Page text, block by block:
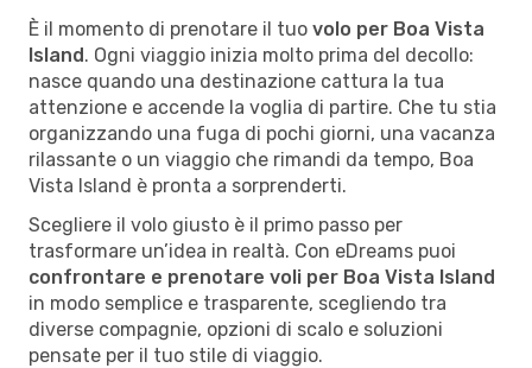
È il momento di prenotare il tuo volo per Boa Vista
Island. Ogni viaggio inizia molto prima del decollo:
nasce quando una destinazione cattura la tua
attenzione e accende la voglia di partire. Che tu stia
organizzando una fuga di pochi giorni, una vacanza
rilassante o un viaggio che rimandi da tempo, Boa
Vista Island è pronta a sorprenderti.
Scegliere il volo giusto è il primo passo per
trasformare un’idea in realtà. Con eDreams puoi
confrontare e prenotare voli per Boa Vista Island
in modo semplice e trasparente, scegliendo tra
diverse compagnie, opzioni di scalo e soluzioni
pensate per il tuo stile di viaggio.